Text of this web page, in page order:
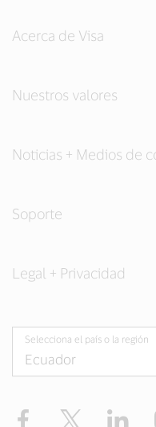
Acerca de Visa
Nuestros valores
Noticias + Medios de
Soporte
Legal + Privacidad
Selecciona el país o la región
Facebook Twitter